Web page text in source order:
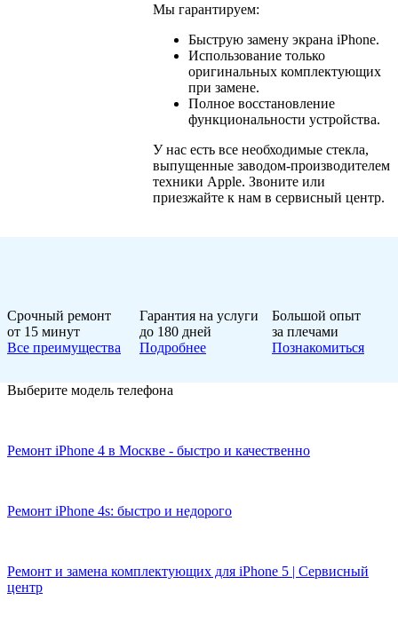
Мы гарантируем:
Быструю замену экрана iPhone.
Использование только
оригинальных комплектующих
при замене.
Полное восстановление
функциональности устройства.
У нас есть все необходимые стекла,
выпущенные заводом-производителем
техники Apple. Звоните или
приезжайте к нам в сервисный центр.
Срочный ремонт
от 15 минут
Все преимущества
Гарантия на услуги
до 180 дней
Подробнее
Большой опыт
за плечами
Познакомиться
Выберите модель телефона
Ремонт iPhone 4 в Москве - быстро и качественно
Ремонт iPhone 4s: быстро и недорого
Ремонт и замена комплектующих для iPhone 5 | Сервисный
центр